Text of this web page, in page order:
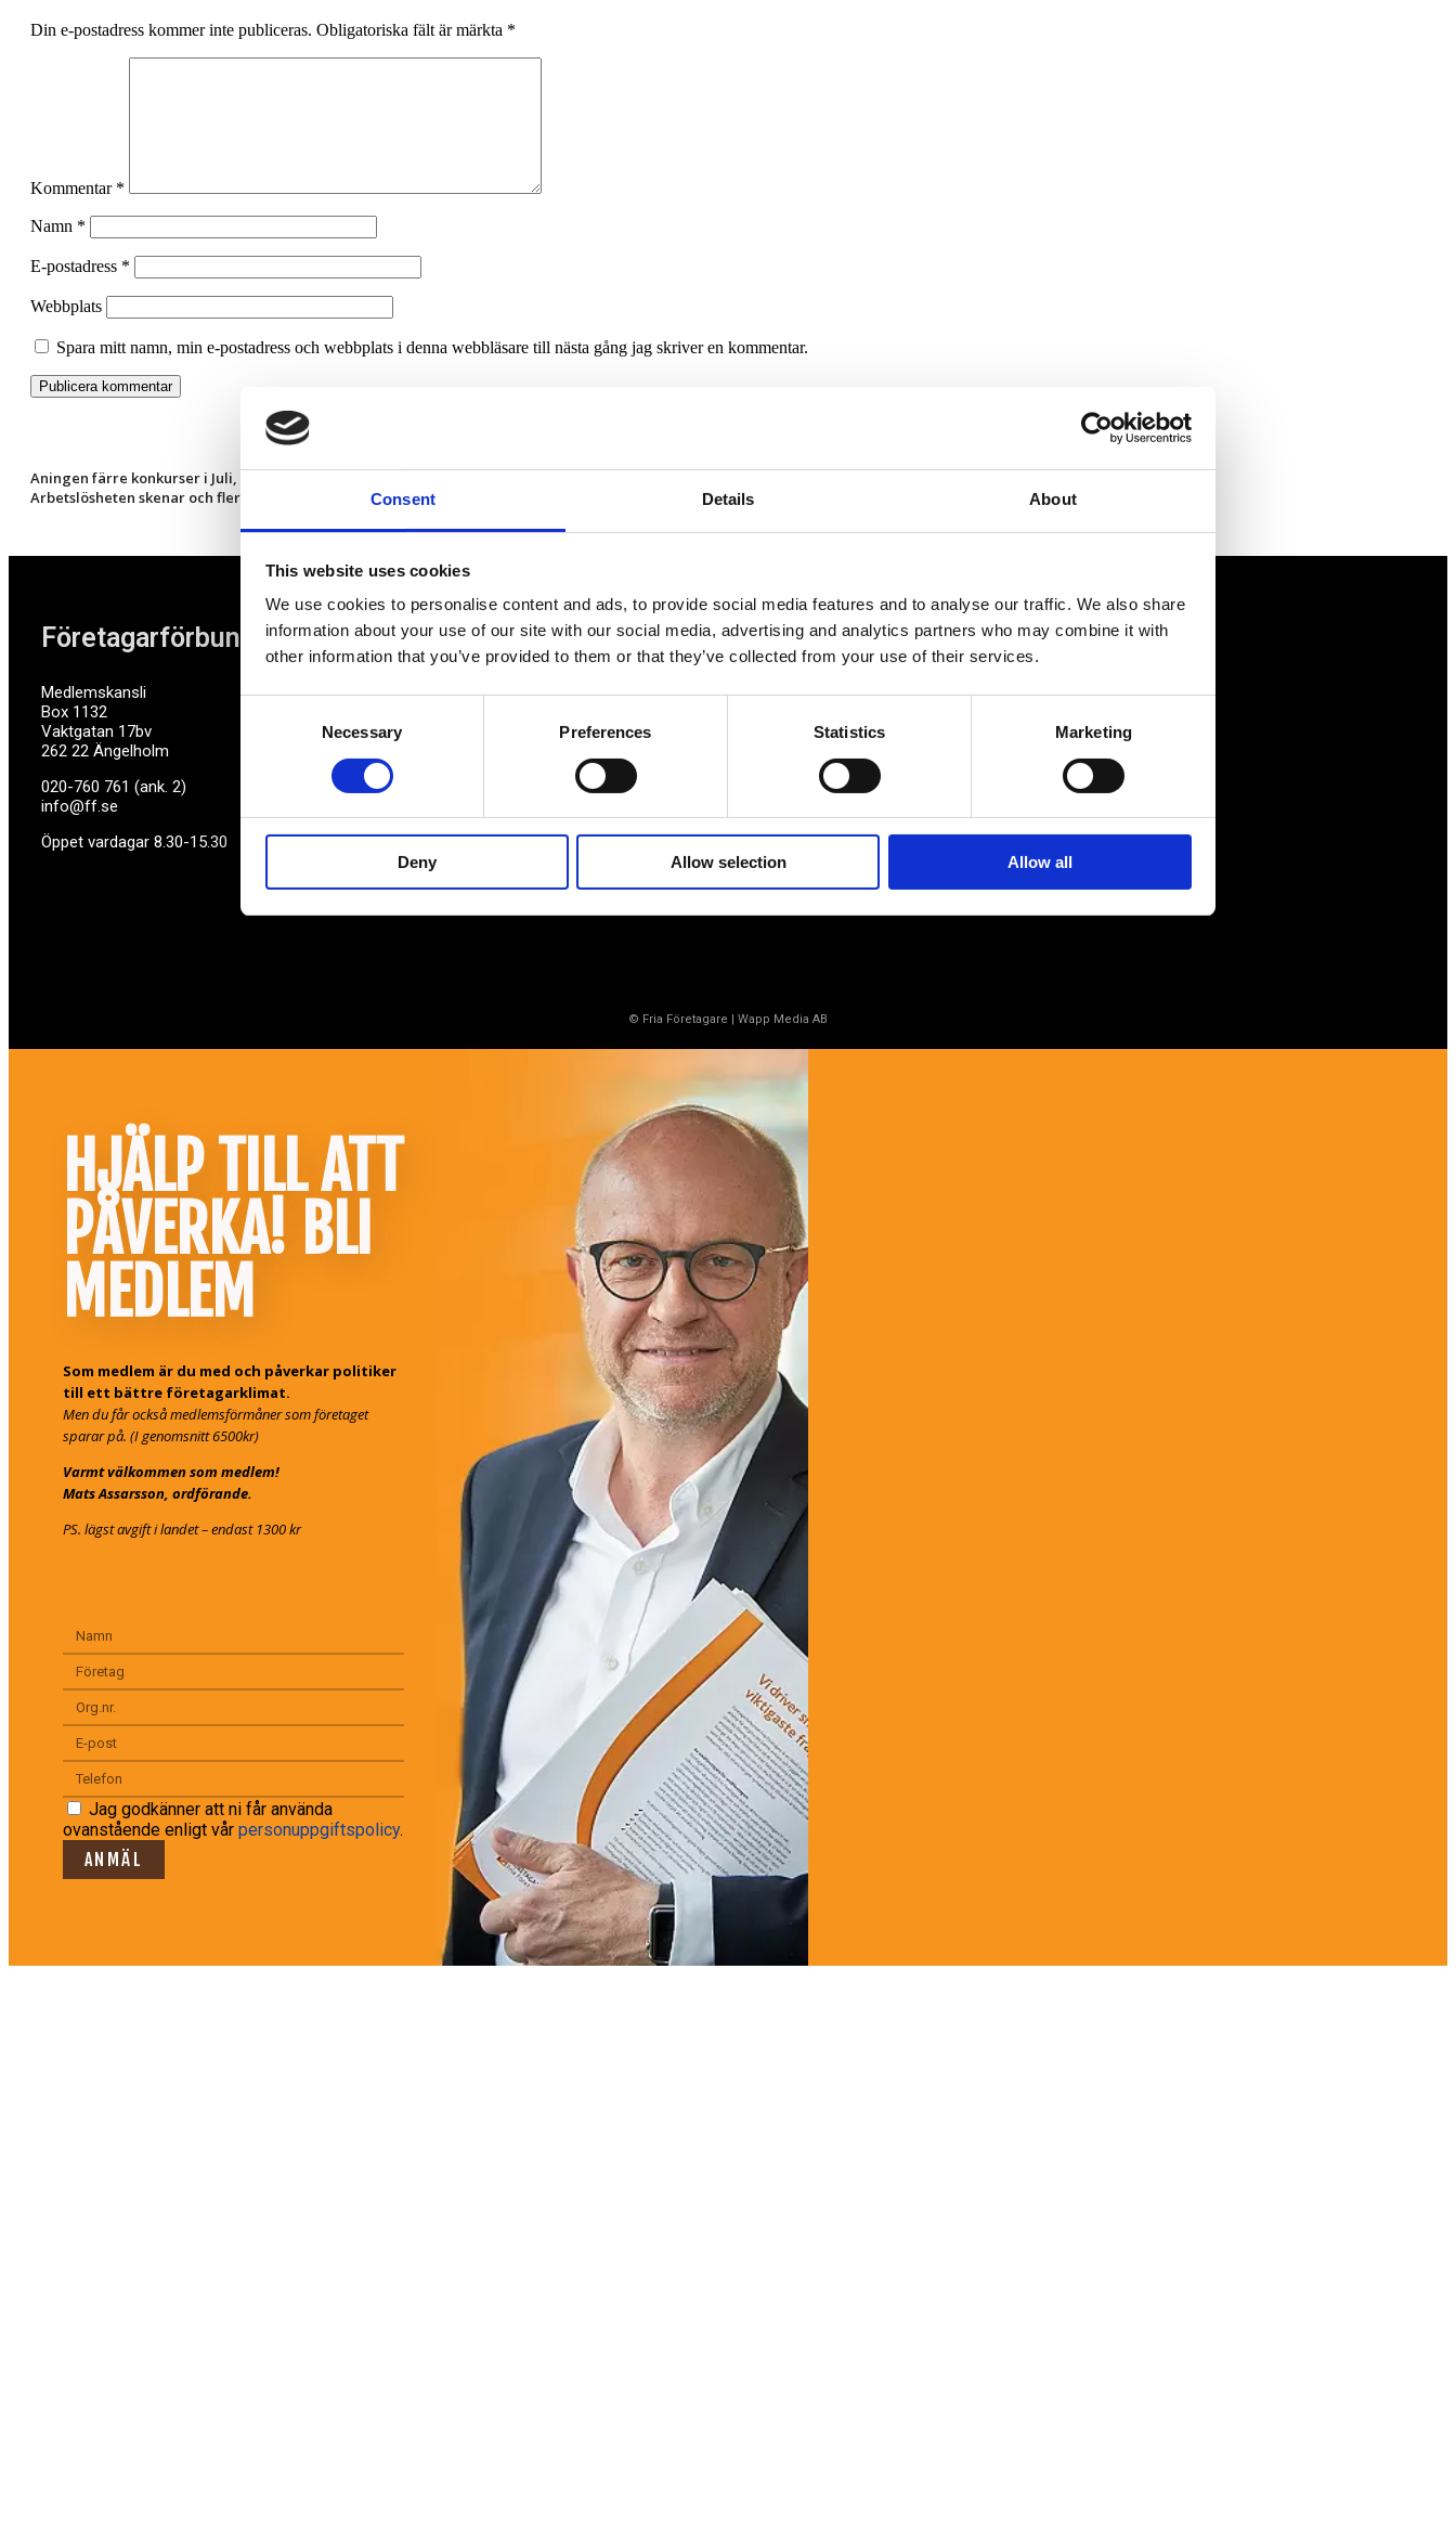
Consent Details About
This website uses cookies
We use cookies to personalise content and ads, to provide social media features and to analyse our traffic. We also share
information about your use of our site with our social media, advertising and analytics partners who may combine it with
other information that you’ve provided to them or that they’ve collected from your use of their services.
Necessary Preferences Statistics Marketing
Deny Allow selection Allow all
Din e-postadress kommer inte publiceras. Obligatoriska fält är märkta *
Kommentar *
Namn *
E-postadress *
Webbplats
Spara mitt namn, min e-postadress och webbplats i denna webbläsare till nästa gång jag skriver en kommentar.
Aningen färre konkurser i Juli, men restaurang och hotell har det tufft
Arbetslösheten skenar och fler startar eget företag
Företagarförbundet
Medlemskansli
Box 1132
Vaktgatan 17bv
262 22 Ängelholm
020-760 761 (ank. 2)
info@ff.se
Öppet vardagar 8.30-15.30
Av småföretagare, för småföretagare
Ett medlemskap späckat med
förmåner. Din egen inköpsavdelning, rådgivning,
soloföretagare och små företag med företagaren i
fokus. Vi är själva småföretagare och vet hur
verkligheten ser ut.
Näringspolitik
Rådgivning
Nyheter
Om oss
© Fria Företagare Wapp Media AB
HJÄLP TILL ATT
PÅVERKA! BLI
MEDLEM
Som medlem är du med och påverkar politiker
till ett bättre företagarklimat.
Men du får också medlemsförmåner som företaget
sparar på. (I genomsnitt 6500kr)
Varmt välkommen som medlem!
Mats Assarsson, ordförande.
PS. lägst avgift i landet – endast 1300 kr
Jag godkänner att ni får använda
ovanstående enligt vår personuppgiftspolicy.
ANMÄL